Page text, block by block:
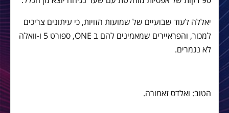
יאללה לעוד שבועיים של שמועות הזויות, כי עיתונים צריכים
למכור, והפראיירים שמאמינים להם ב ONE, ספורט 5 ו-וואלה
לא נגמרים.
הטוב: ואלדס זאמורה.